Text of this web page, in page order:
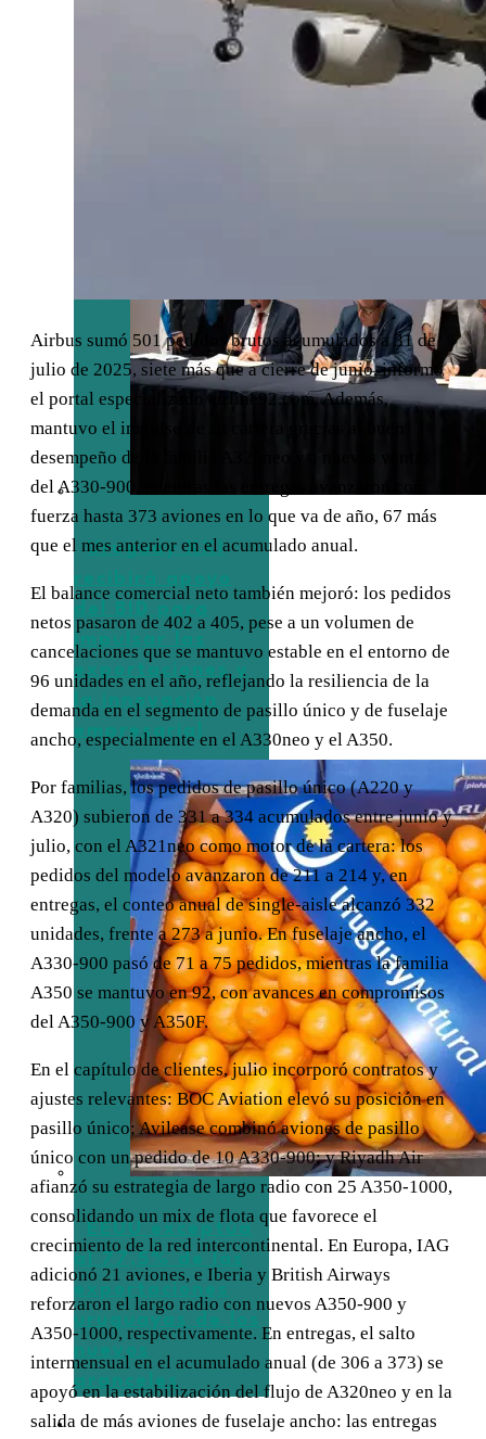
Uruguay XXI
recibirá apoyo
del BID para
impulsar las
exportaciones y
la innovación
empresarial
EEUU exceptúa
al 77,5% de las
exportaciones
uruguayas de los
nuevos
aranceles
TURISMO
Airbus sumó 501 pedidos brutos acumulados a 31 de
julio de 2025, siete más que a cierre de junio, informó
el portal especializado airline92.com. Además,
mantuvo el impulso de su cartera gracias al buen
desempeño de la familia A320neo y a nuevas ventas
del A330-900, mientras las entregas avanzaron con
fuerza hasta 373 aviones en lo que va de año, 67 más
que el mes anterior en el acumulado anual.
El balance comercial neto también mejoró: los pedidos
netos pasaron de 402 a 405, pese a un volumen de
cancelaciones que se mantuvo estable en el entorno de
96 unidades en el año, reflejando la resiliencia de la
demanda en el segmento de pasillo único y de fuselaje
ancho, especialmente en el A330neo y el A350.
Por familias, los pedidos de pasillo único (A220 y
A320) subieron de 331 a 334 acumulados entre junio y
julio, con el A321neo como motor de la cartera: los
pedidos del modelo avanzaron de 211 a 214 y, en
entregas, el conteo anual de single-aisle alcanzó 332
unidades, frente a 273 a junio. En fuselaje ancho, el
A330-900 pasó de 71 a 75 pedidos, mientras la familia
A350 se mantuvo en 92, con avances en compromisos
del A350-900 y A350F.
En el capítulo de clientes, julio incorporó contratos y
ajustes relevantes: BOC Aviation elevó su posición en
pasillo único; Avilease combinó aviones de pasillo
único con un pedido de 10 A330-900; y Riyadh Air
afianzó su estrategia de largo radio con 25 A350-1000,
consolidando un mix de flota que favorece el
crecimiento de la red intercontinental. En Europa, IAG
adicionó 21 aviones, e Iberia y British Airways
reforzaron el largo radio con nuevos A350-900 y
A350-1000, respectivamente. En entregas, el salto
intermensual en el acumulado anual (de 306 a 373) se
apoyó en la estabilización del flujo de A320neo y en la
salida de más aviones de fuselaje ancho: las entregas